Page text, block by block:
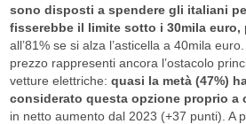
sono disposti a spendere gli italiani
fisserebbe il limite sotto i 30mila euro,
all’81% se si alza l’asticella a 40mila
prezzo rappresenti ancora l’ostacolo
vetture elettriche: quasi la metà (47%)
considerato questa opzione proprio a
in netto aumento dal 2023 (+37 punti). A